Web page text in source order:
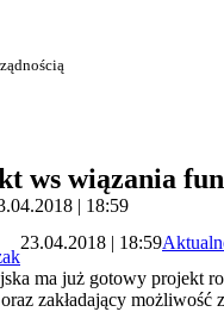
ws wiązania
| 18:59
23.04.2018 | 18:59
ma już gotowy projekt
zakładający możliwość